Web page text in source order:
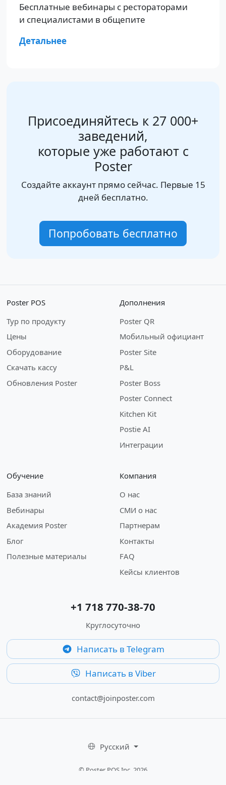
Бесплатные вебинары с рестораторами
и специалистами в общепите
Детальнее
Присоединяйтесь к 27 000+
заведений,
которые уже работают с
Poster
Создайте аккаунт прямо сейчас. Первые 15
дней бесплатно.
Попробовать бесплатно
Poster POS
Тур по продукту
Цены
Оборудование
Скачать кассу
Обновления Poster
Дополнения
Poster QR
Мобильный официант
Poster Site
P&L
Poster Boss
Poster Connect
Kitchen Kit
Postie AI
Интеграции
Обучение
База знаний
Вебинары
Академия Poster
Блог
Полезные материалы
Компания
О нас
СМИ о нас
Партнерам
Контакты
FAQ
Кейсы клиентов
+1 718 770-38-70
Круглосуточно
Написать в Telegram
Написать в Viber
contact@joinposter.com
Русский
© Poster POS Inc, 2026